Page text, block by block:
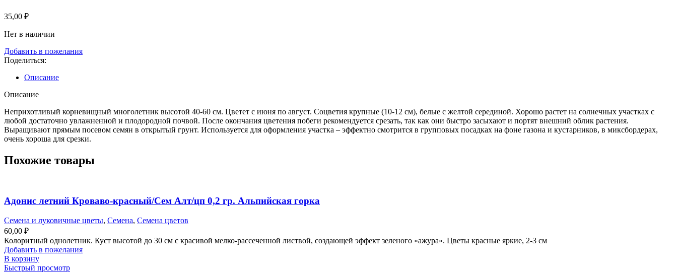
35,00 ₽
Нет в наличии
Добавить в пожелания
Поделиться:
Описание
Описание
Неприхотливый корневищный многолетник высотой 40-60 см. Цветет с июня по август. Соцветия крупные (10-12 см), белые с желтой серединой. Хорошо растет на солнечных участках с
любой достаточно увлажненной и плодородной почвой. После окончания цветения побеги рекомендуется срезать, так как они быстро засыхают и портят внешний облик растения.
Выращивают прямым посевом семян в открытый грунт. Используется для оформления участка – эффектно смотрится в групповых посадках на фоне газона и кустарников, в миксбордерах,
очень хороша для срезки.
Похожие товары
Адонис летний Кроваво-красный/Сем Алт/цп 0,2 гр. Альпийская горка
Семена и луковичные цветы, Семена, Семена цветов
60,00 ₽
Колоритный однолетник. Куст высотой до 30 см с красивой мелко-рассеченной листвой, создающей эффект зеленого «ажура». Цветы красные яркие, 2-3 см
Добавить в пожелания
В корзину
Быстрый просмотр